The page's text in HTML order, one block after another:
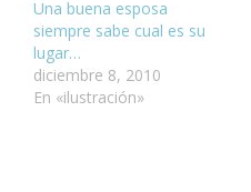
Una buena esposa
siempre sabe cual es su
lugar…
diciembre 8, 2010
En «ilustración»